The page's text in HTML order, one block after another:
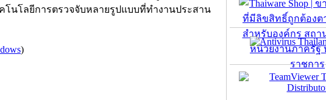
โนโลยีการตรวจจับหลายรูปแบบที่ทำงานประสาน
)